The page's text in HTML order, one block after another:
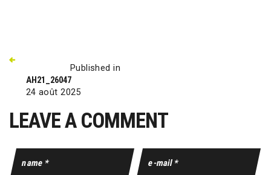
Published in
AH21_26047
24 août 2025
LEAVE A COMMENT